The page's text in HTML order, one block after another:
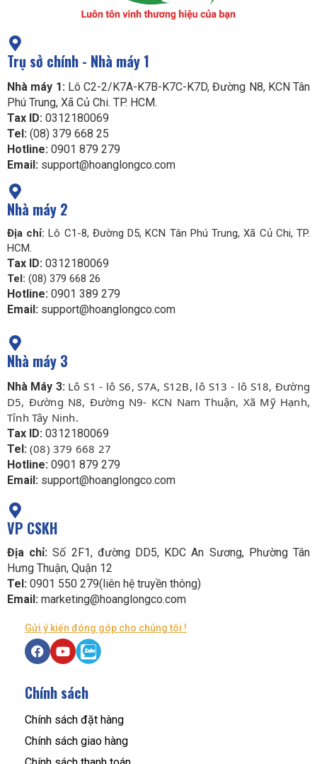
Trụ sở chính - Nhà máy 1
Nhà máy 1:Lô C2-2/K7A-K7B-K7C-K7D, Đường N8, KCN Tân
Phú Trung, Xã Củ Chi. TP. HCM.
Tax ID: 0312180069
Tel: (08) 379 668 25
Hotline: 0901 879 279
Email: support@hoanglongco.com
Nhà máy 2
Địa chỉ: Lô C1-8, Đường D5, KCN Tân Phú Trung, Xã Củ Chi, TP.
HCM.
Tax ID: 0312180069
Tel: (08) 379 668 26
Hotline: 0901 389 279
Email: support@hoanglongco.com
Nhà máy 3
Nhà Máy 3: Lô S1 - lô S6, S7A, S12B, lô S13 - lô S18, Đường
D5, Đường N8, Đường N9- KCN Nam Thuận, Xã Mỹ Hạnh,
Tỉnh Tây Ninh.
Tax ID: 0312180069
Tel: (08) 379 668 27
Hotline: 0901 879 279
Email: support@hoanglongco.com
VP CSKH
Địa chỉ: Số 2F1, đường DD5, KDC An Sương, Phường Tân
Hưng Thuận, Quận 12
Tel: 0901 550 279(liên hệ truyền thông)
Email: marketing@hoanglongco.com
Gửi ý kiến đóng góp cho chúng tôi !
Chính sách
Chính sách đặt hàng
Chính sách giao hàng